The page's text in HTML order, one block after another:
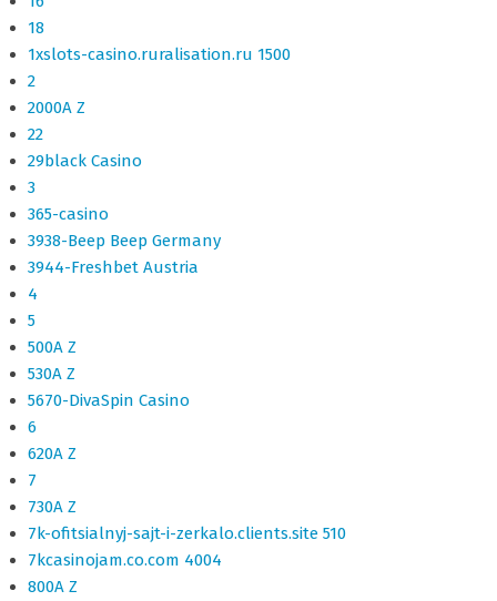
18
1xslots-casino.ruralisation.ru 1500
2
2000A Z
22
29black Casino
3
365-casino
3938-Beep Beep Germany
3944-Freshbet Austria
4
5
500A Z
530A Z
5670-DivaSpin Casino
6
620A Z
7
730A Z
7k-ofitsialnyj-sajt-i-zerkalo.clients.site 510
7kcasinojam.co.com 4004
800A Z